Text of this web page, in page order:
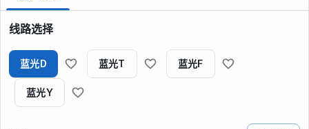
线路选择
蓝光D 蓝光T 蓝光F
蓝光Y